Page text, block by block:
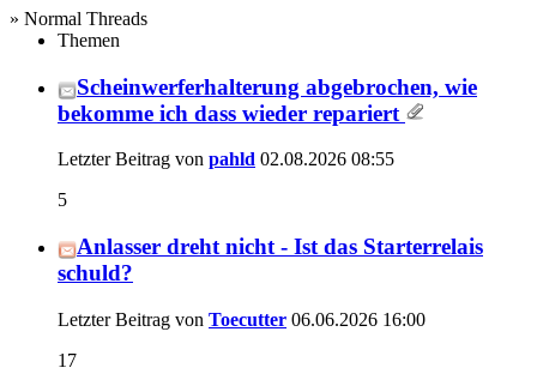
» Normal Threads
Themen
Scheinwerferhalterung abgebrochen, wie
bekomme ich dass wieder repariert
Letzter Beitrag von pahld 02.08.2026 08:55
5
Anlasser dreht nicht - Ist das Starterrelais
schuld?
Letzter Beitrag von Toecutter 06.06.2026 16:00
17